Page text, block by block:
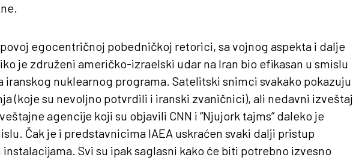
egocentričnoj pobedničkoj retorici, sa vojnog aspekta i dalje
je združeni američko-izraelski udar na Iran bio efikasan u smislu
iranskog nuklearnog programa. Satelitski snimci svakako pokazuju
(koje su nevoljno potvrdili i iranski zvaničnici), ali nedavni izveštaj
agencije koji su objavili CNN i “Njujork tajms” daleko je
Čak je i predstavnicima IAEA uskraćen svaki dalji pristup
Svi su ipak saglasni kako će biti potrebno izvesno